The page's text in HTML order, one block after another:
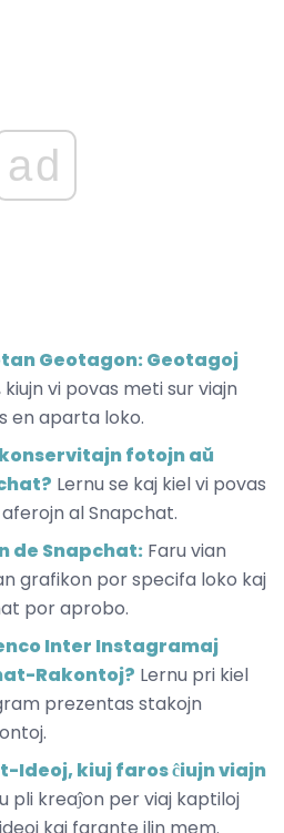
ad
Geotagon: Geotagoj
vi povas meti sur viajn
en aparta loko.
fotojn aŭ
Lernu se kaj kiel vi povas
al Snapchat.
de Snapchat: Faru vian
grafikon por specifa loko kaj
por aprobo.
Inter Instagramaj
Rakontoj? Lernu pri kiel
prezentas stakojn
Ideoj, kiuj faros ĉiujn viajn
pli kreaĵon per viaj kaptiloj
kaj farante ilin mem.